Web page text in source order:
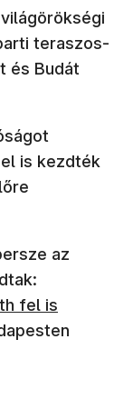
teraszos-
és Budát
is kezdték
az
nyílik meg)
fel is